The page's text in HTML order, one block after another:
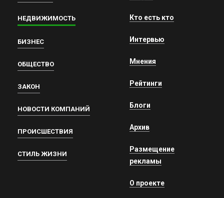
НЕДВИЖИМОСТЬ
БИЗНЕС
ОБЩЕСТВО
ЗАКОН
НОВОСТИ КОМПАНИЙ
ПРОИСШЕСТВИЯ
СТИЛЬ ЖИЗНИ
Кто есть кто
Интервью
Мнения
Рейтинги
Блоги
Архив
Размещение
рекламы
О проекте